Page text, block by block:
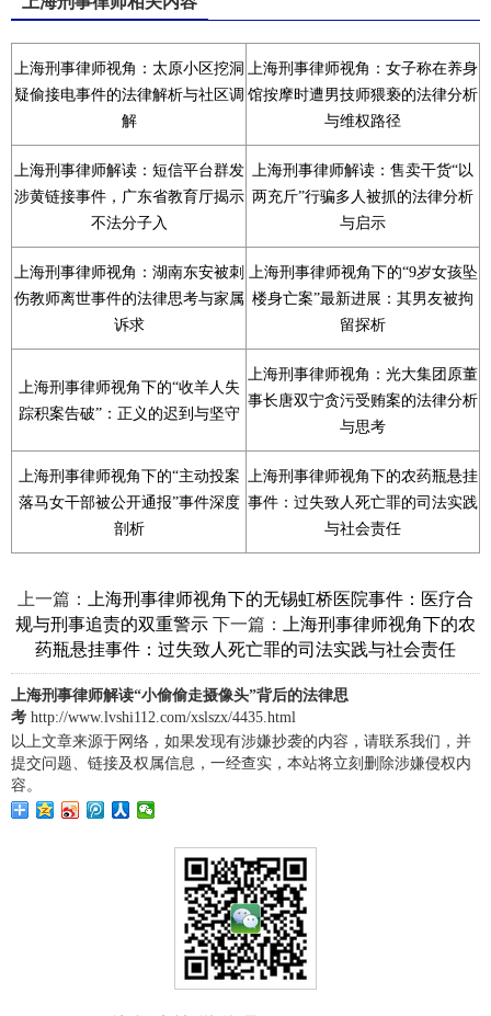
上海刑事律师视角：太原小区挖洞
疑偷接电事件的法律解析与社区调
解
上海刑事律师视角：女子称在养身
馆按摩时遭男技师猥亵的法律分析
与维权路径
上海刑事律师解读：短信平台群发
涉黄链接事件，广东省教育厅揭示
不法分子入
上海刑事律师解读：售卖干货“以
两充斤”行骗多人被抓的法律分析
与启示
上海刑事律师视角：湖南东安被刺
伤教师离世事件的法律思考与家属
诉求
上海刑事律师视角下的“9岁女孩坠
楼身亡案”最新进展：其男友被拘
留探析
上海刑事律师视角下的“收羊人失
踪积案告破”：正义的迟到与坚守
上海刑事律师视角：光大集团原董
事长唐双宁贪污受贿案的法律分析
与思考
上海刑事律师视角下的“主动投案
落马女干部被公开通报”事件深度
剖析
上海刑事律师视角下的农药瓶悬挂
事件：过失致人死亡罪的司法实践
与社会责任
上一篇： 上海刑事律师视角下的无锡虹桥医院事件：医疗合
规与刑事追责的双重警示 下一篇： 上海刑事律师视角下的农
药瓶悬挂事件：过失致人死亡罪的司法实践与社会责任
上海刑事律师解读“小偷偷走摄像头”背后的法律思
考 http://www.lvshi112.com/xslszx/4435.html
以上文章来源于网络，如果发现有涉嫌抄袭的内容，请联系我们，并
提交问题、链接及权属信息，一经查实，本站将立刻删除涉嫌侵权内
容。